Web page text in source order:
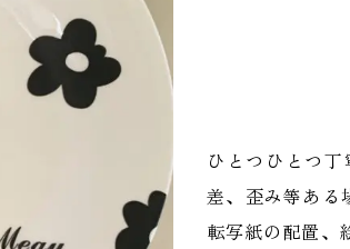
ひとつひとつ
差、歪み等ある
転写紙の配置、